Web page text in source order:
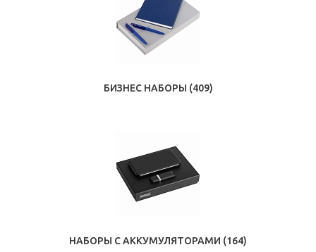
БИЗНЕС НАБОРЫ (409)
НАБОРЫ С АККУМУЛЯТОРАМИ (164)